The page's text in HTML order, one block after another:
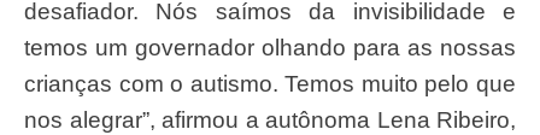
desafiador. Nós saímos da invisibilidade e
temos um governador olhando para as nossas
crianças com o autismo. Temos muito pelo que
nos alegrar”, afirmou a autônoma Lena Ribeiro,